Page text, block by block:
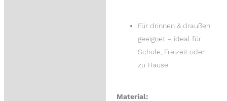
Für drinnen & draußen
geeignet – ideal für
Schule, Freizeit oder
zu Hause.
Material: